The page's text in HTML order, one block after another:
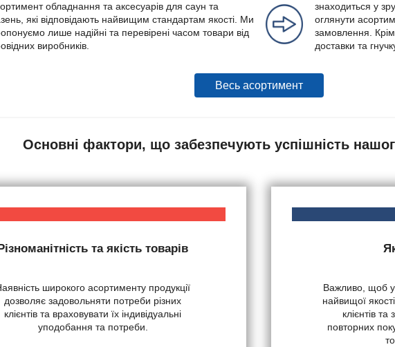
обладнання та аксесуарів для саун та
які відповідають найвищим стандартам якості. Ми
лише надійні та перевірені часом товари від
виробників.
знаходиться у
оглянути
замовлення.
доставки та
Весь асортимент
Основні фактори, що забезпечують успішність
та якість товарів
широкого асортименту продукції
дозволяє задовольняти потреби різних
клієнтів та враховувати їх індивідуальні
уподобання та потреби.
Важливо, щоб
найвищої
клієнтів
повторних